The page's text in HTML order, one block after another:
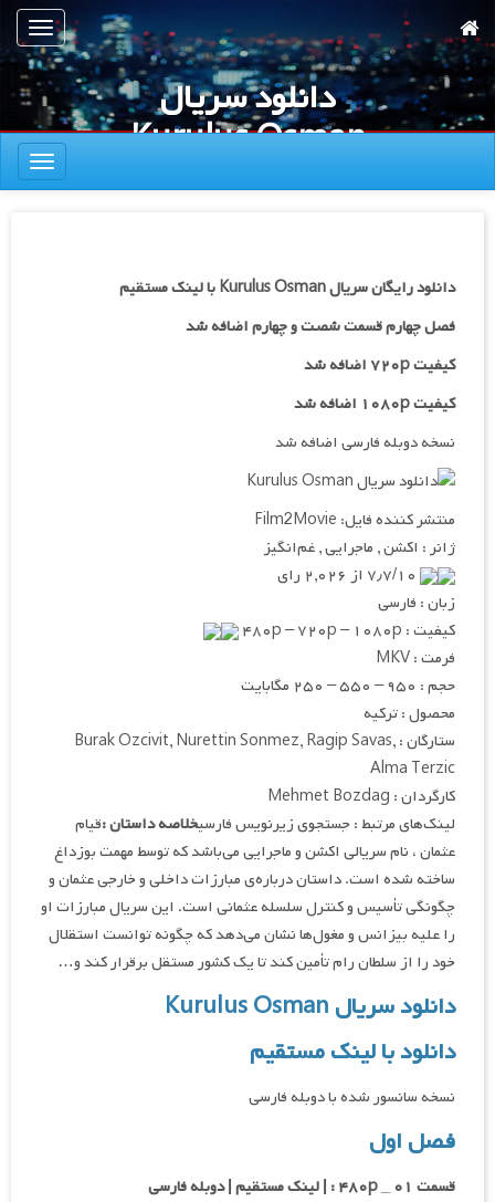
به
محتوای
اصلی
ناوبری
دانلود سریال
Kurulus Osman
ناوبری
دانلود رایگان سریال Kurulus Osman با لینک مستقیم
فصل چهارم قسمت شصت و چهارماضافه شد
کیفیت ۷۲۰p اضافه شد
کیفیت ۱۰۸۰p اضافه شد
نسخه دوبله فارسی اضافه شد
منتشر کننده فایل: Film2Movie
ژانر : اکشن , ماجرایی , غم‌انگیز
زبان : فارسی
کیفیت : ۴۸۰p – ۷۲۰p – ۱۰۸۰p
فرمت : MKV
حجم : ۹۵۰ – ۵۵۰ – ۲۵۰ مگابایت
محصول : ترکیه
ستارگان : Burak Ozcivit, Nurettin Sonmez, Ragip Savas,
Alma Terzic
کارگردان : Mehmet Bozdag
لینک‌های مرتبط : جستجوی زیرنویس فارسیخلاصه داستان :قیام
عثمان ، نام سریالی اکشن و ماجرایی می‌باشد که توسط مهمت بوزداغ
ساخته شده است. داستان درباره‌ی مبارزات داخلی و خارجی عثمان و
چگونگی تأسیس و کنترل سلسله عثمانی است. این سریال مبارزات او
را علیه بیزانس و مغول‌ها نشان می‌دهد که چگونه توانست استقلال
خود را از سلطان رام تأمین کند تا یک کشور مستقل برقرار کند و…
دانلود سریال Kurulus Osman
دانلود با لینک مستقیم
نسخه سانسور شده با دوبله فارسی
فصل اول
قسمت ۰۱ _ ۴۸۰p : | لینک مستقیم | دوبله فارسی